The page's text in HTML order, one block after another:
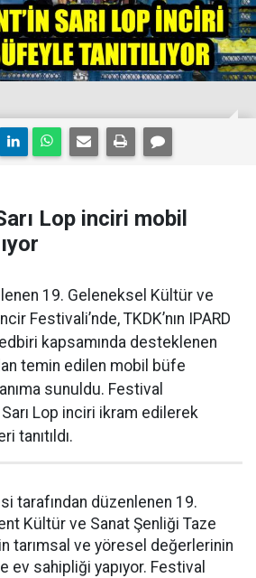
Lop inciri mobil
19. Geleneksel Kültür ve
Festivali’nde, TKDK’nın IPARD
kapsamında desteklenen
temin edilen mobil büfe
sunuldu. Festival
Lop inciri ikram edilerek
tanıtıldı.
tarafından düzenlenen 19.
Kültür ve Sanat Şenliği Taze
tarımsal ve yöresel değerlerinin
ev sahipliği yapıyor. Festival